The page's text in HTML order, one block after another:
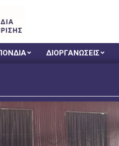
ΔΙΟΡΓΑΝΩΣΕΙΣ